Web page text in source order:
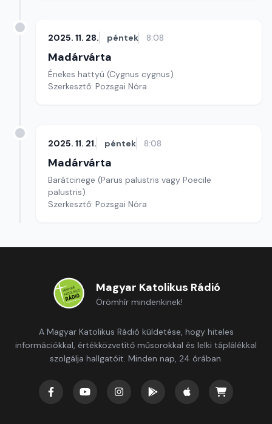
2025. 11. 28. péntek 8:08
Madárvárta
Énekes hattyú (Cygnus cygnus)
Szerkesztő: Pozsgai Nóra
2025. 11. 21. péntek 8:08
Madárvárta
Barátcinege (Parus palustris vagy Poecile
palustris)
Szerkesztő: Pozsgai Nóra
Magyar Katolikus Rádió
Örömhír mindenkinek!
A Magyar Katolikus Rádió küldetése, hogy hiteles
információkkal, értékközvetítő műsorokkal és lelki táplálékkal
szolgálja hallgatóit. Minden nap, 24 órában.